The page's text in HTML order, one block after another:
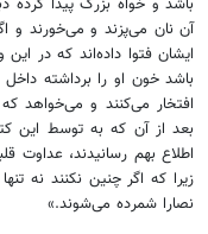
آن نان مى‌پزند و مى‌خورند و
ايشان فتوا داده‌اند كه در
باشد خون او را برداشته
افتخار مى‌كنند و مى‌خواهد كه
بعد از آن كه به توسط اين
اطلاع بهم رسانيدند، عداوت
زيرا كه اگر چنين نكنند نه
نصارا شمرده مى‌شوند.»